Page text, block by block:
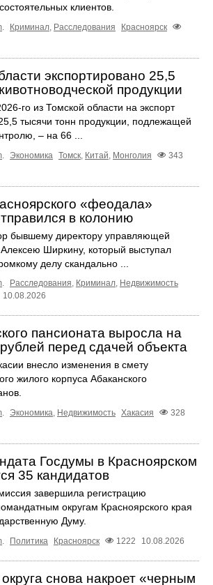
клиентов.
. Криминал, Расследования
Красноярск
экспортировано 25,5
продукции
го из Томской области на экспорт
тысячи тонн продукции, подлежащей
– на 66 ...
. Экономика Томск, Китай, Монголия
343
«феодала»
в колонию
бывшему директору управляющей
Ширкину, который выступал
делу скандально ...
. Расследования, Криминал, Недвижимость
10.08.2026
пансионата выросла на
перед сдачей объекта
внесло изменения в смету
жилого корпуса Абаканского
Экономика Недвижимость Хакасия
328
Госдумы в Красноярском
35 кандидатов
завершила регистрацию
округам Красноярского края
Думу.
Политика Красноярск 1222 10.08.2026
снова накроет «черным